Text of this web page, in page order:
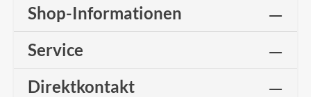
Shop-Informationen
Service
Direktkontakt